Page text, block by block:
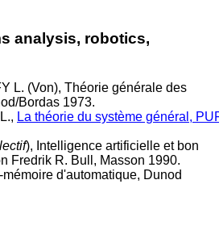
analysis, robotics,
L. (Von), Théorie générale des
Bordas 1973.
La théorie du système général,
), Intelligence artificielle et bon
Fredrik R. Bull, Masson 1990.
mémoire d'automatique, Dunod